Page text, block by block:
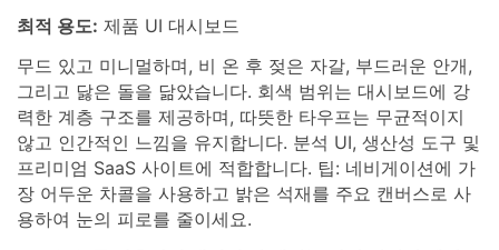
최적 용도: 제품 UI 대시보드
무드 있고 미니멀하며, 비 온 후 젖은 자갈, 부드러운 안개,
그리고 닳은 돌을 닮았습니다. 회색 범위는 대시보드에 강
력한 계층 구조를 제공하며, 따뜻한 타우프는 무균적이지
않고 인간적인 느낌을 유지합니다. 분석 UI, 생산성 도구 및
프리미엄 SaaS 사이트에 적합합니다. 팁: 네비게이션에 가
장 어두운 차콜을 사용하고 밝은 석재를 주요 캔버스로 사
용하여 눈의 피로를 줄이세요.